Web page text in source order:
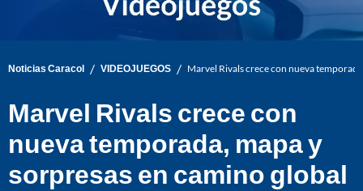
Noticias Caracol / VIDEOJUEGOS / Marvel Rivals crece con nueva
Marvel Rivals crece con
nueva temporada, mapa y
sorpresas en camino global